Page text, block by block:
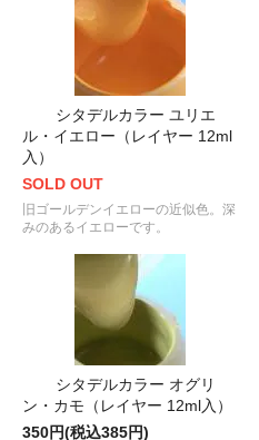
シタデルカラー ユリエ
ル・イエロー（レイヤー 12ml
入）
SOLD OUT
旧ゴールデンイエローの近似色。深
みのあるイエローです。
シタデルカラー オグリ
ン・カモ（レイヤー 12ml入）
350円(税込385円)